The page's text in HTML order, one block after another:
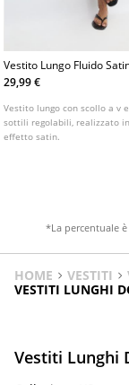
Vestito Lungo Fluido
29,99 €
Vestito lungo con scollo a v
sottili regolabili, realizzato
effetto satin.
*La percentuale
HOME VESTITI
VESTITI LUNGHI
Vestiti Lunghi